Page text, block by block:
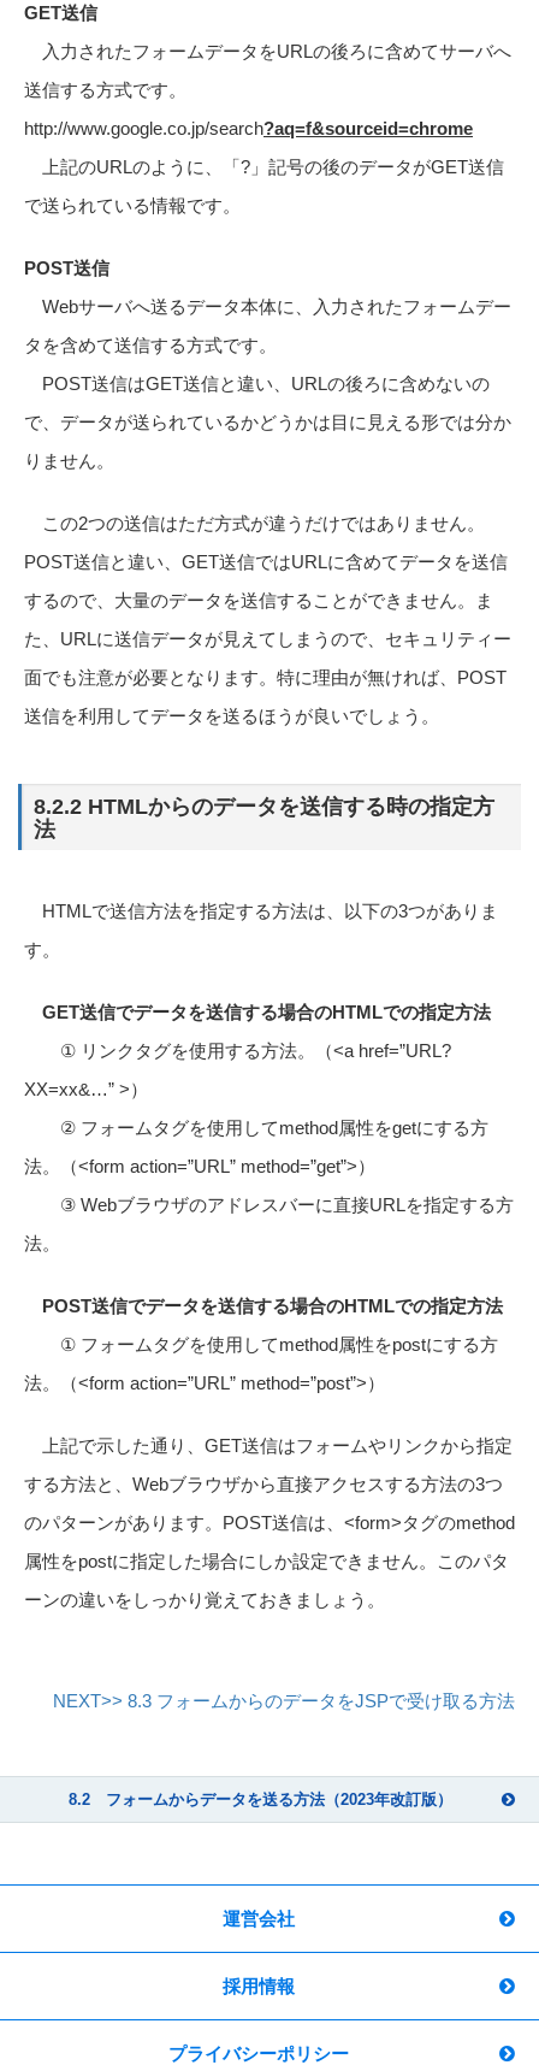
8.2 フォームからデータを送る方法（2023年改訂版）
GET送信
入力されたフォームデータをURLの後ろに含めてサーバへ
送信する方式です。
http://www.google.co.jp/search?aq=f&sourceid=chrome
上記のURLのように、「?」記号の後のデータがGET送信
で送られている情報です。
POST送信
Webサーバへ送るデータ本体に、入力されたフォームデー
タを含めて送信する方式です。
POST送信はGET送信と違い、URLの後ろに含めないの
で、データが送られているかどうかは目に見える形では分か
りません。
この2つの送信はただ方式が違うだけではありません。
POST送信と違い、GET送信ではURLに含めてデータを送信
するので、大量のデータを送信することができません。ま
た、URLに送信データが見えてしまうので、セキュリティー
面でも注意が必要となります。特に理由が無ければ、POST
送信を利用してデータを送るほうが良いでしょう。
8.2.2 HTMLからのデータを送信する時の指定方
法
HTMLで送信方法を指定する方法は、以下の3つがありま
す。
GET送信でデータを送信する場合のHTMLでの指定方法
① リンクタグを使用する方法。（<a href=”URL?
XX=xx&…” >）
② フォームタグを使用してmethod属性をgetにする方
法。（<form action=”URL” method=”get”>）
③ Webブラウザのアドレスバーに直接URLを指定する方
法。
POST送信でデータを送信する場合のHTMLでの指定方法
① フォームタグを使用してmethod属性をpostにする方
法。（<form action=”URL” method=”post”>）
上記で示した通り、GET送信はフォームやリンクから指定
する方法と、Webブラウザから直接アクセスする方法の3つ
のパターンがあります。POST送信は、<form>タグのmethod
属性をpostに指定した場合にしか設定できません。このパタ
ーンの違いをしっかり覚えておきましょう。
NEXT>> 8.3 フォームからのデータをJSPで受け取る方法
運営会社
採用情報
プライバシーポリシー